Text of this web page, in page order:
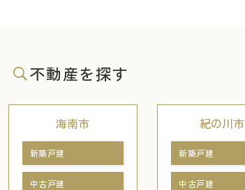
不動産を探す
海南市
新築戸建
中古戸建
紀の川市
新築戸建
中古戸建